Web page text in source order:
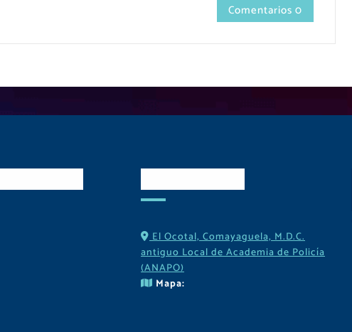
Comentarios 0
El Ocotal, Comayaguela, M.D.C.
antiguo Local de Academia de Policía
(ANAPO)
Mapa: